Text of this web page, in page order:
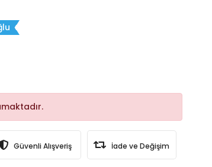
Güvenli Alışveriş İade ve Değişim